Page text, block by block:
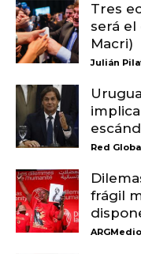
Tres
será
Macri)
Julián
Red
frágil